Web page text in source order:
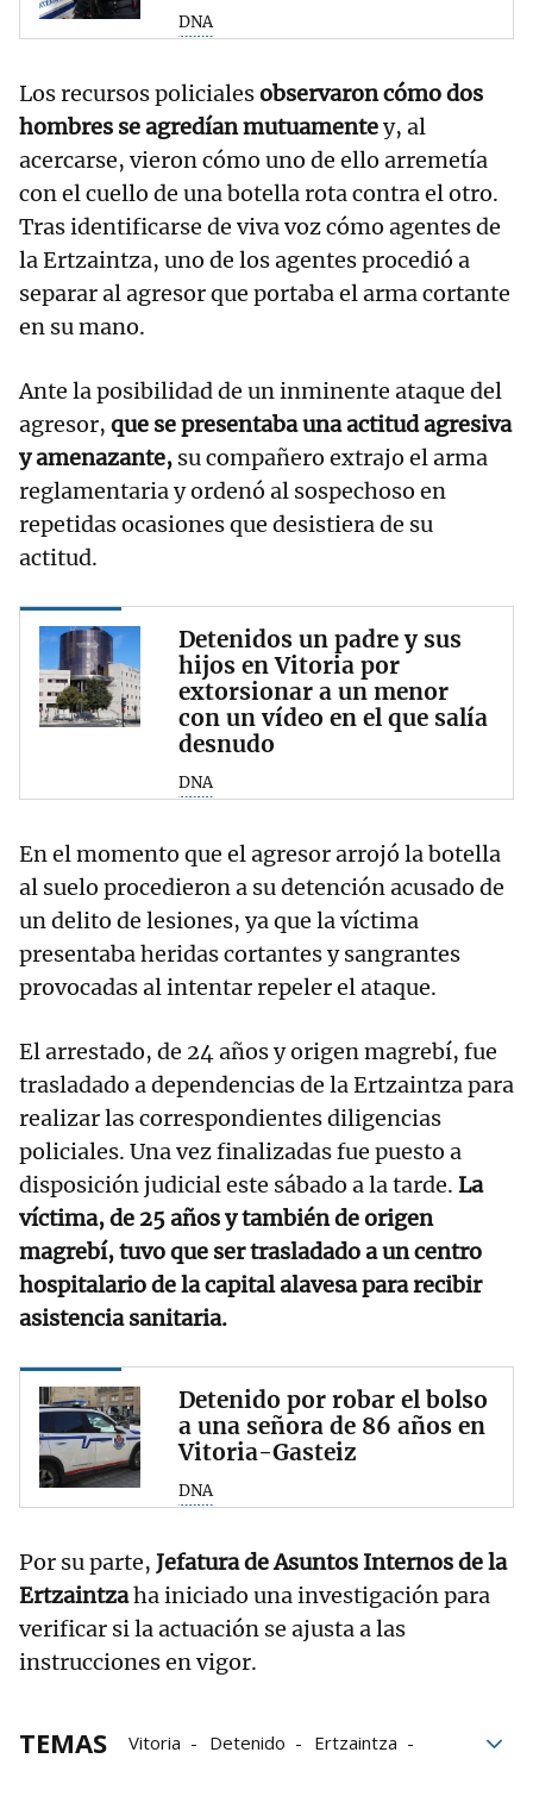
DNA
Los recursos policialesobservaron cómo dos
hombres se agredían mutuamentey, al
acercarse, vieron cómo uno de ello arremetía
con el cuello de una botella rota contra el otro.
Tras identificarse de viva voz cómo agentes de
la Ertzaintza, uno de los agentes procedió a
separar al agresor que portaba el arma cortante
en su mano.
Ante la posibilidad de un inminente ataque del
agresor, que se presentaba una actitud agresiva
y amenazante, su compañero extrajo el arma
reglamentaria y ordenó al sospechoso en
repetidas ocasiones que desistiera de su
actitud.
Detenidos un padre y sus
hijos en Vitoria por
extorsionar a un menor
con un vídeo en el que salía
desnudo
DNA
En el momento que el agresor arrojó la botella
al suelo procedieron a su detención acusado de
un delito de lesiones, ya que la víctima
presentaba heridas cortantes y sangrantes
provocadas al intentar repeler el ataque.
El arrestado, de 24 años y origen magrebí, fue
trasladado a dependencias de la Ertzaintza para
realizar las correspondientes diligencias
policiales. Una vez finalizadas fue puesto a
disposición judicial este sábado a la tarde. La
víctima, de 25 años y también de origen
magrebí, tuvo que ser trasladado a un centro
hospitalario de la capital alavesa para recibir
asistencia sanitaria.
Detenido por robar el bolso
a una señora de 86 años en
Vitoria-Gasteiz
DNA
Por su parte, Jefatura de Asuntos Internos de la
Ertzaintzaha iniciado una investigación para
verificar si la actuación se ajusta a las
instrucciones en vigor.
TEMAS Vitoria Detenido
Ertzaintza